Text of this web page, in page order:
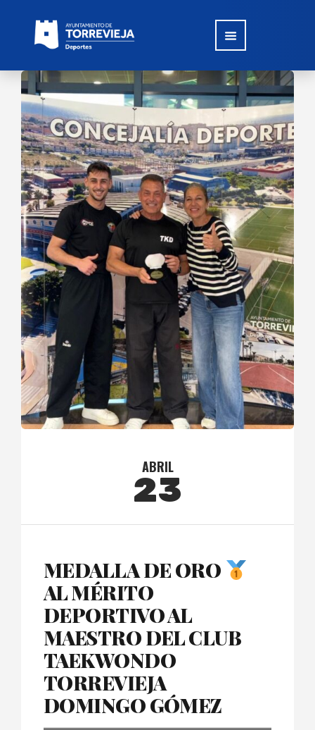
ABRIL
23
MEDALLA DE ORO
AL MÉRITO
DEPORTIVO AL
MAESTRO DEL CLUB
TAEKWONDO
TORREVIEJA
DOMINGO GÓMEZ